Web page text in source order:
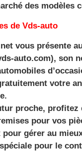
des modèles
de Vds-auto
vous présente
auto.com), son
votre
proche, profitez
pour vos
gérer au
pour le